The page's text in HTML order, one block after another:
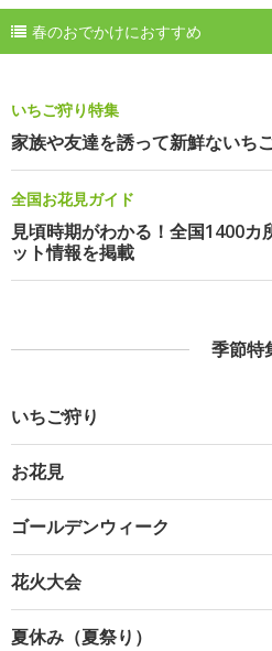
春のおでかけにおすすめ
いちご狩り特集
家族や友達を誘って新鮮ないち
全国お花見ガイド
見頃時期がわかる！全国1400カ
ット情報を掲載
季節特
いちご狩り
お花見
ゴールデンウィーク
花火大会
夏休み（夏祭り）